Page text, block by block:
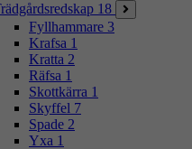
18
Fyllhammare 3
Krafsa 1
Kratta 2
Räfsa 1
Skottkärra 1
Skyffel 7
Spade 2
Yxa 1